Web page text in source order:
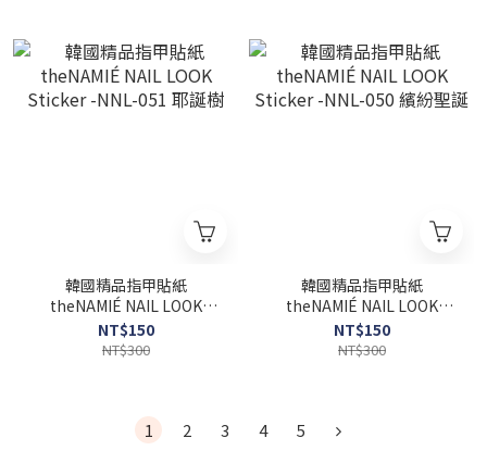
韓國精品指甲貼紙
theNAMIÉ NAIL LOOK
Sticker -NNL-051 耶誕樹
NT$150
NT$300
韓國精品指甲貼紙
theNAMIÉ NAIL LOOK
Sticker -NNL-050 繽紛聖誕
NT$150
NT$300
1 2 3 4 5